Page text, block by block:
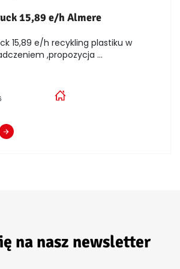
15,89 e/h Almere
15,89 e/h recykling plastiku w
,propozycja ...
na nasz newsletter